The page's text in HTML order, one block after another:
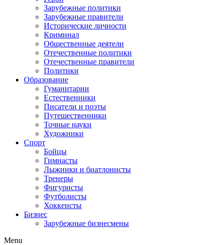
Зарубежные политики
Зарубежные правители
Исторические личности
Криминал
Общественные деятели
Отечественные политики
Отечественные правители
Политики
Образование
Гуманитарии
Естественники
Писатели и поэты
Путешественники
Точные науки
Художники
Спорт
Бойцы
Гимнасты
Лыжники и биатлонисты
Тренеры
Фигуристы
Футболисты
Хоккеисты
Бизнес
Зарубежные бизнесмены
Menu